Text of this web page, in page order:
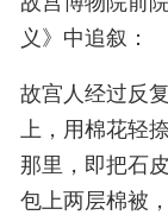
义》中追叙：
故宫人经过反
上，用棉花轻
那里，即把石
包上两层棉被